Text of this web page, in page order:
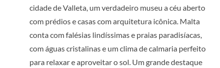
cidade de Valleta, um verdadeiro museu a céu aberto
com prédios e casas com arquitetura icônica. Malta
conta com falésias lindíssimas e praias paradisíacas,
com águas cristalinas e um clima de calmaria perfeito
para relaxar e aproveitar o sol. Um grande destaque